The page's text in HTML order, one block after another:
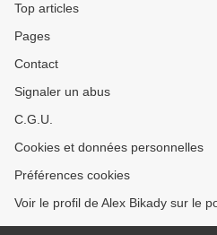
Top articles
Pages
Contact
Signaler un abus
C.G.U.
Cookies et données personnelles
Préférences cookies
Voir le profil de Alex Bikady sur le